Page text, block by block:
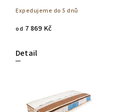
Expedujeme do 5 dnů
od 7 869 Kč
Detail